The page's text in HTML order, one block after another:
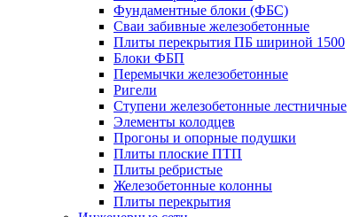
Фундаментные блоки (ФБС)
Сваи забивные железобетонные
Плиты перекрытия ПБ шириной 1500
Блоки ФБП
Перемычки железобетонные
Ригели
Ступени железобетонные лестничные
Элементы колодцев
Прогоны и опорные подушки
Плиты плоские ПТП
Плиты ребристые
Железобетонные колонны
Плиты перекрытия